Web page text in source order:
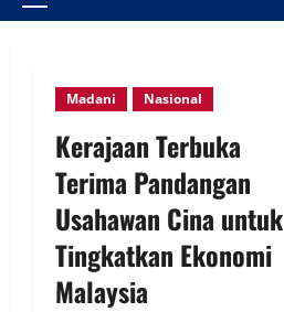
Madani Nasional
Kerajaan Terbuka
Terima Pandangan
Usahawan Cina untuk
Tingkatkan Ekonomi
Malaysia